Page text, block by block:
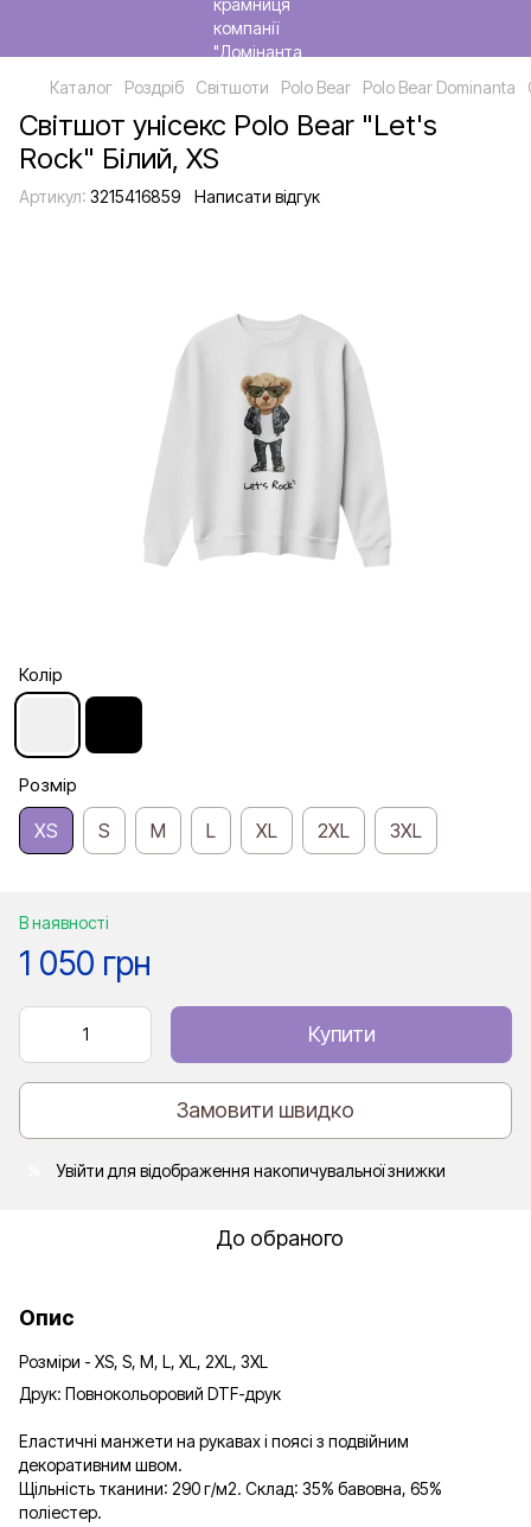
Каталог Роздріб Світшоти Polo Bear Polo Bear Dominanta
Світшот унісекс Polo Bear "Let's
Rock" Білий, XS
Артикул: 3215416859 Написати відгук
Колір
Розмір
XS S M L XL 2XL 3XL
В наявності
1 050 грн
Купити
Замовити швидко
Увійти для відображення накопичувальної знижки
До обраного
Опис
Розміри - XS, S, M, L, XL, 2XL, 3XL
Друк: Повнокольоровий DTF-друк
Еластичні манжети на рукавах і поясі з подвійним
декоративним швом.
Щільність тканини: 290 г/м2. Склад: 35% бавовна, 65%
поліестер.